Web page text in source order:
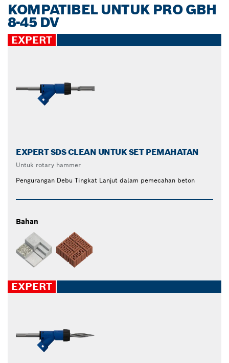
KOMPATIBEL UNTUK PRO GBH
8-45 DV
EXPERT
EXPERT SDS CLEAN UNTUK SET PEMAHATAN
Untuk rotary hammer
Pengurangan Debu Tingkat Lanjut dalam pemecahan beton
Bahan
EXPERT